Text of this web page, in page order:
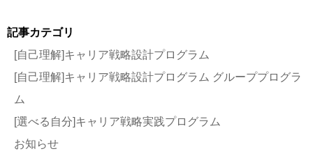
記事カテゴリ
[自己理解]キャリア戦略設計プログラム
[自己理解]キャリア戦略設計プログラム グループプログラ
ム
[選べる自分]キャリア戦略実践プログラム
お知らせ